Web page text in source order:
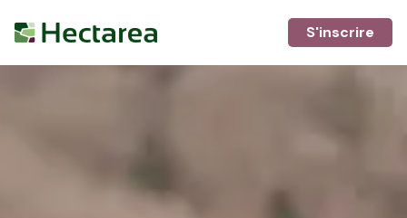
S'inscrire